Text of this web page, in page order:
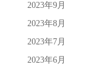
2023年9月
2023年8月
2023年7月
2023年6月